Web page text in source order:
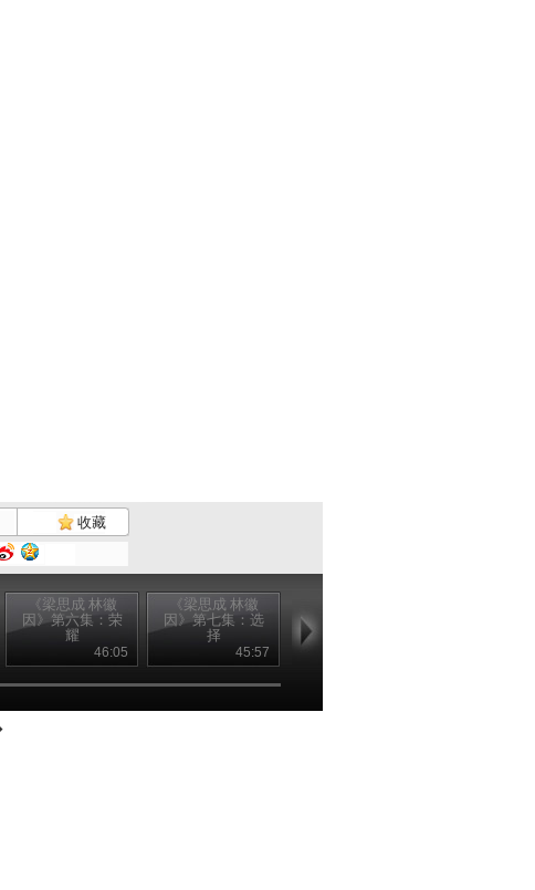
收藏
《梁思成 林徽
因》第六集：荣
耀
46:05
《梁思成 林徽
因》第七集：选
择
45:57
因》第八集：古